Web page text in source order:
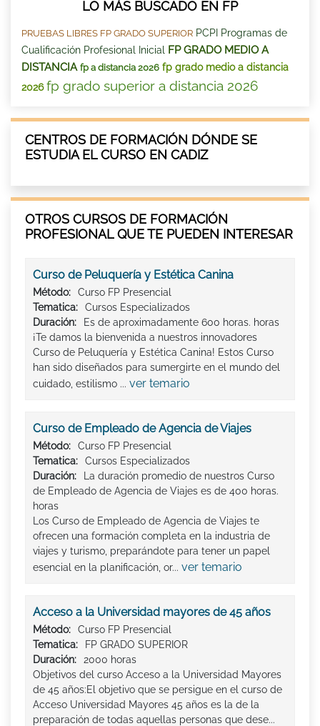
LO MÁS BUSCADO EN FP
PRUEBAS LIBRES FP GRADO SUPERIOR PCPI Programas de
Cualificación Profesional Inicial
FP GRADO MEDIO A
DISTANCIA fp a distancia 2026 fp grado medio a distancia
2026 fp grado superior a distancia 2026
CENTROS DE FORMACIÓN DÓNDE SE
ESTUDIA EL CURSO EN CADIZ
OTROS CURSOS DE FORMACIÓN
PROFESIONAL QUE TE PUEDEN INTERESAR
Curso de Peluquería y Estética Canina
Método:
Curso FP Presencial
Tematica:
Cursos Especializados
Duración:
Es de aproximadamente 600 horas. horas
¡Te damos la bienvenida a nuestros innovadores
Curso de Peluquería y Estética Canina! Estos Curso
han sido diseñados para sumergirte en el mundo del
cuidado, estilismo ... ver temario
Curso de Empleado de Agencia de Viajes
Método:
Curso FP Presencial
Tematica:
Cursos Especializados
Duración:
La duración promedio de nuestros Curso
de Empleado de Agencia de Viajes es de 400 horas.
horas
Los Curso de Empleado de Agencia de Viajes te
ofrecen una formación completa en la industria de
viajes y turismo, preparándote para tener un papel
esencial en la planificación, or... ver temario
Acceso a la Universidad mayores de 45 años
Método:
Curso FP Presencial
Tematica:
FP GRADO SUPERIOR
Duración:
2000 horas
Objetivos del curso Acceso a la Universidad Mayores
de 45 años:El objetivo que se persigue en el curso de
Acceso Universidad Mayores 45 años es la de la
preparación de todas aquellas personas que dese...